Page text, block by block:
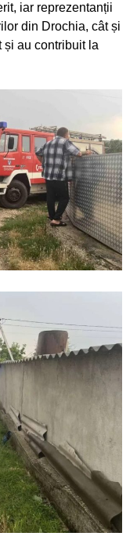
iar reprezentanții
din Drochia, cât și
și au contribuit la